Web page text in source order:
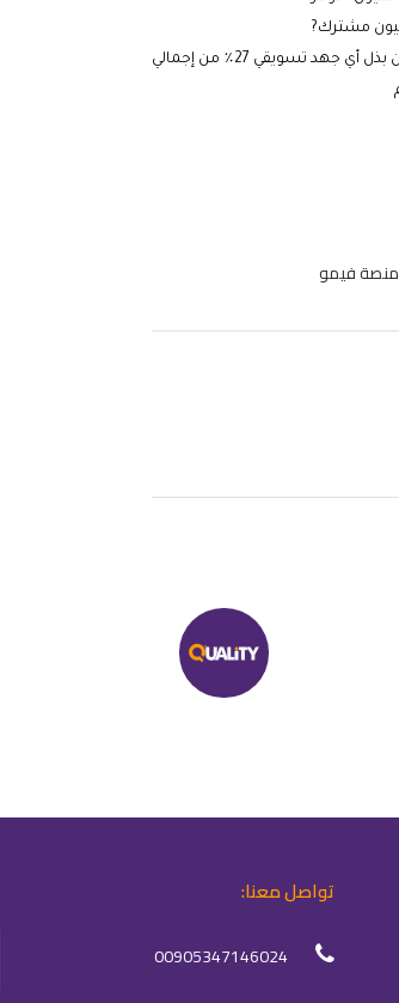
و 3500 علامة تجارية تدفع مقابل أدواتها ، كما قال مدير المبيعات للمنصة بلغت الحجوزات دون بذل أي جهد تسويقي 27٪ من إجمالي
منصة فيمو
تواصل معنا:
00905347146024